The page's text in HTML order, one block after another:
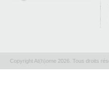
Copyright At(h)ome 2026. Tous droits